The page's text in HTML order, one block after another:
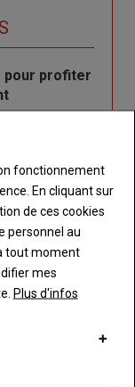
pour profiter
votre
fonctionnement
En cliquant sur
de ces cookies
personnel au
tout moment
mes
Plus d'infos